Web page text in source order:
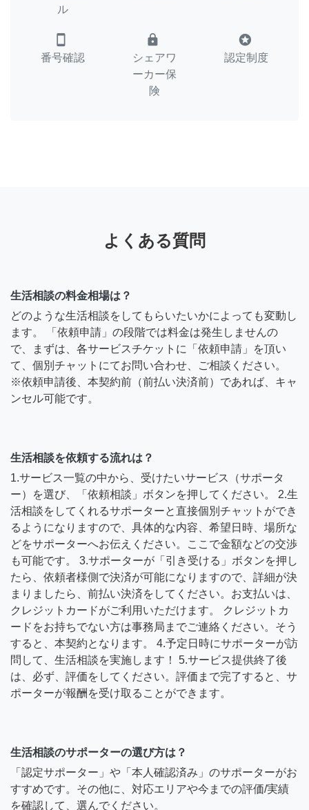
ル
smartphone
番号確認
lock
シェアワ
ーカー保
険
stars
認定制度
よくある質問
生活相談の料金相場は？
どのような生活相談をしてもらいたいかによっても変動し
ます。 「依頼申請」の段階では料金は発生しませんの
で、まずは、各サービスチケットに「依頼申請」を頂い
て、個別チャットにてお問い合わせ、ご相談ください。
※依頼申請後、本契約前（前払い決済前）であれば、キャ
ンセル可能です。
生活相談を依頼する流れは？
1.サービス一覧の中から、受けたいサービス（サポータ
ー）を選び、「依頼相談」ボタンを押してください。 2.生
活相談をしてくれるサポーターと直接個別チャットができ
るようになりますので、具体的な内容、希望日時、場所な
どをサポーターへお伝えください。ここで金額などの交渉
も可能です。 3.サポーターが「引き受ける」ボタンを押し
たら、依頼者様側で決済が可能になりますので、詳細が決
まりましたら、前払い決済をしてください。お支払いは、
クレジットカードがご利用いただけます。 クレジットカ
ードをお持ちでない方は事務局までご連絡ください。そう
すると、本契約となります。 4.予定日時にサポーターが訪
問して、生活相談を実施します！ 5.サービス提供終了後
は、必ず、評価をしてください。評価まで完了すると、サ
ポーターが報酬を受け取ることができます。
生活相談のサポーターの選び方は？
「認定サポーター」や「本人確認済み」のサポーターがお
すすめです。その他に、対応エリアや今までの評価/実績
を確認して、選んでください。